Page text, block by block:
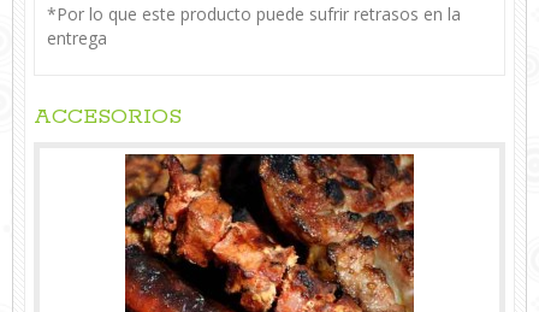
*Por lo que este producto puede sufrir retrasos en la
entrega
ACCESORIOS